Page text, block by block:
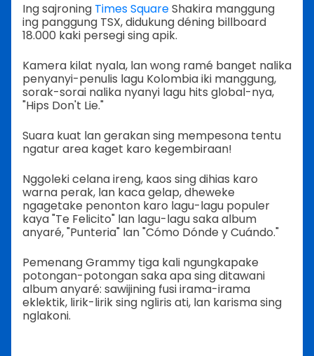
Ing sajroning Times SquareShakira manggung
ing panggung TSX, didukung déning billboard
18.000 kaki persegi sing apik.
Kamera kilat nyala, lan wong ramé banget nalika
penyanyi-penulis lagu Kolombia iki manggung,
sorak-sorai nalika nyanyi lagu hits global-nya,
"Hips Don't Lie."
Suara kuat lan gerakan sing mempesona tentu
ngatur area kaget karo kegembiraan!
Nggoleki celana ireng, kaos sing dihias karo
warna perak, lan kaca gelap, dheweke
ngagetake penonton karo lagu-lagu populer
kaya "Te Felicito" lan lagu-lagu saka album
anyaré, "Punteria" lan "Cómo Dónde y Cuándo."
Pemenang Grammy tiga kali ngungkapake
potongan-potongan saka apa sing ditawani
album anyaré: sawijining fusi irama-irama
eklektik, lirik-lirik sing ngliris ati, lan karisma sing
nglakoni.